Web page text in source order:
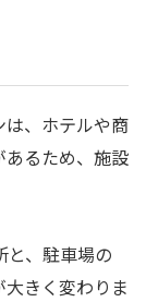
、ホテルや商
るため、施設
と、駐車場の
きく変わりま